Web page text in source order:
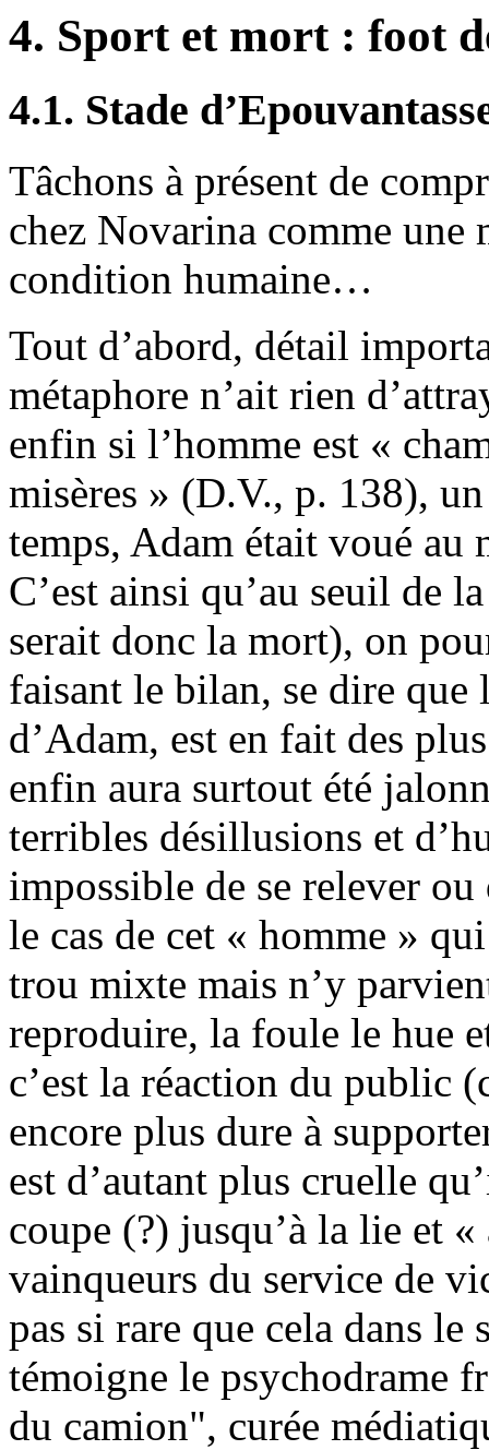
4. Sport et mort : foot
4.1. Stade
Tâchons à présent de
chez Novarina comme une
condition humaine…
Tout d’abord, détail
métaphore n’ait rien
enfin si l’homme est «
misères » (D.V., p. 138),
temps, Adam était voué au
C’est ainsi qu’au seuil de
serait donc la mort), on
faisant le bilan, se dire que
d’Adam, est en fait des
enfin aura surtout été
terribles désillusions et
impossible de se relever
le cas de cet « homme »
trou mixte mais n’y
reproduire, la foule le hue
c’est la réaction du public
encore plus dure à
est d’autant plus cruelle
coupe (?) jusqu’à la lie et
vainqueurs du service de
pas si rare que cela dans
témoigne le psychodrame
du camion", curée